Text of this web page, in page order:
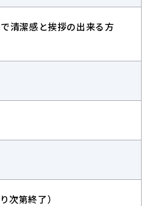
清潔感と挨拶の出来る方
次第終了）